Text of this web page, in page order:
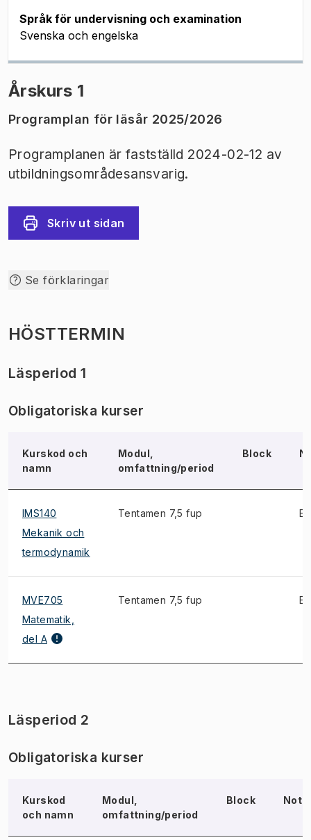
Språk för undervisning och examination
Svenska och engelska
Årskurs 1
Programplan för läsår 2025/2026
Programplanen är fastställd 2024-02-12 av
utbildningsområdesansvarig.
Skriv ut sidan
Se förklaringar
HÖSTTERMIN
Läsperiod 1
Obligatoriska kurser
Kurskod och
namn
Modul,
omfattning/period
Block
IMS140
Mekanik och
termodynamik
Tentamen 7,5 fup E
MVE705
Matematik,
del A
Tentamen 7,5 fup E
Läsperiod 2
Obligatoriska kurser
Kurskod
och namn
Modul,
omfattning/period
Block Not